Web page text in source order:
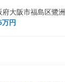
大阪市福島区鷺洲
万円